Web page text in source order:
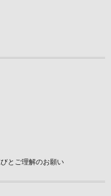
とご理解のお願い